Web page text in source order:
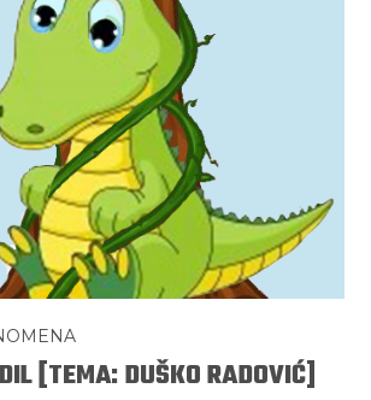
[TEMA: DUŠKO RADOVIĆ]